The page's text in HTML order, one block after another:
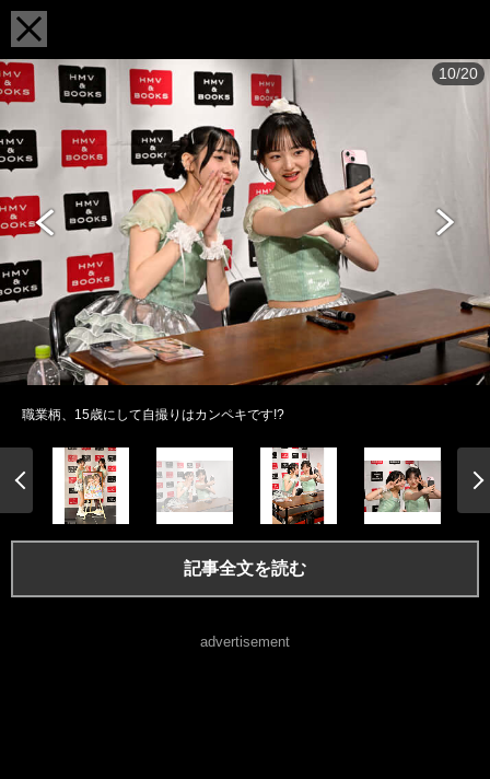
10/20
職業柄、15歳にして自撮りはカンペキです!?
記事全文を読む
advertisement